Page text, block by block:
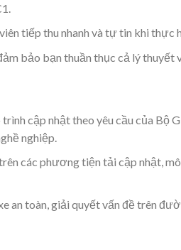
tiếp thu nhanh và tự tin khi thực
bảo bạn thuần thục cả lý thuyết
trình cập nhật theo yêu cầu của Bộ
nghiệp.
các phương tiện tải cập nhật,
an toàn, giải quyết vấn đề trên